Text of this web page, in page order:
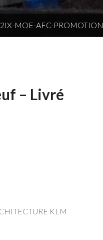
MOE-AFC-PROMOTION
– Livré
KLM